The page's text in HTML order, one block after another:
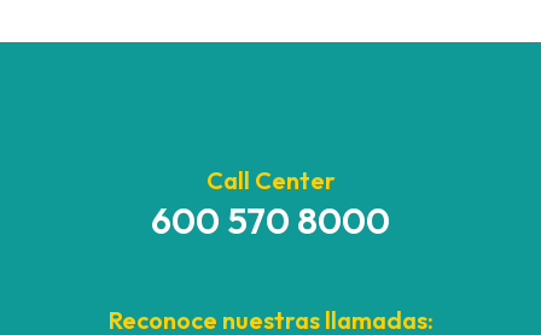
Call Center
600 570 8000
Reconoce nuestras llamadas: